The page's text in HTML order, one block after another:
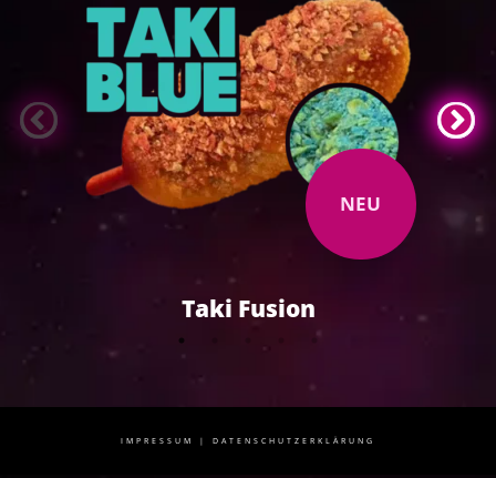
NEU
Taki Fusion
IMPRESSUM | DATENSCHUTZERKLÄRUNG